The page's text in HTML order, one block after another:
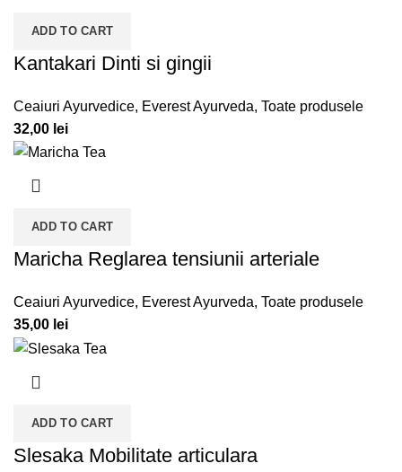
ADD TO CART
Kantakari Dinti si gingii
Ceaiuri Ayurvedice, Everest Ayurveda, Toate produsele
32,00 lei
ADD TO CART
Maricha Reglarea tensiunii arteriale
Ceaiuri Ayurvedice, Everest Ayurveda, Toate produsele
35,00 lei
ADD TO CART
Slesaka Mobilitate articulara